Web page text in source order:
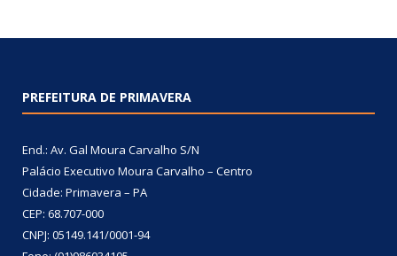
PREFEITURA DE PRIMAVERA
End.: Av. Gal Moura Carvalho S/N
Palácio Executivo Moura Carvalho – Centro
Cidade: Primavera – PA
CEP: 68.707-000
CNPJ: 05149.141/0001-94